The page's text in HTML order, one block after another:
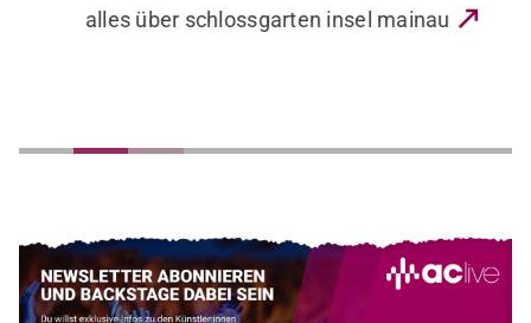
alles über neues schloss tettnang